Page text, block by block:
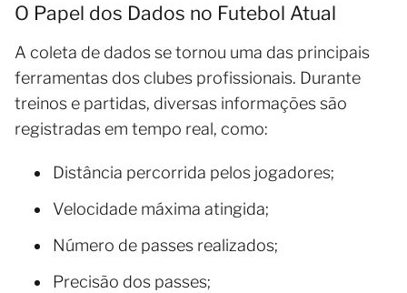
O Papel dos Dados no Futebol Atual
A coleta de dados se tornou uma das principais
ferramentas dos clubes profissionais. Durante
treinos e partidas, diversas informações são
registradas em tempo real, como:
Distância percorrida pelos jogadores;
Velocidade máxima atingida;
Número de passes realizados;
Precisão dos passes;